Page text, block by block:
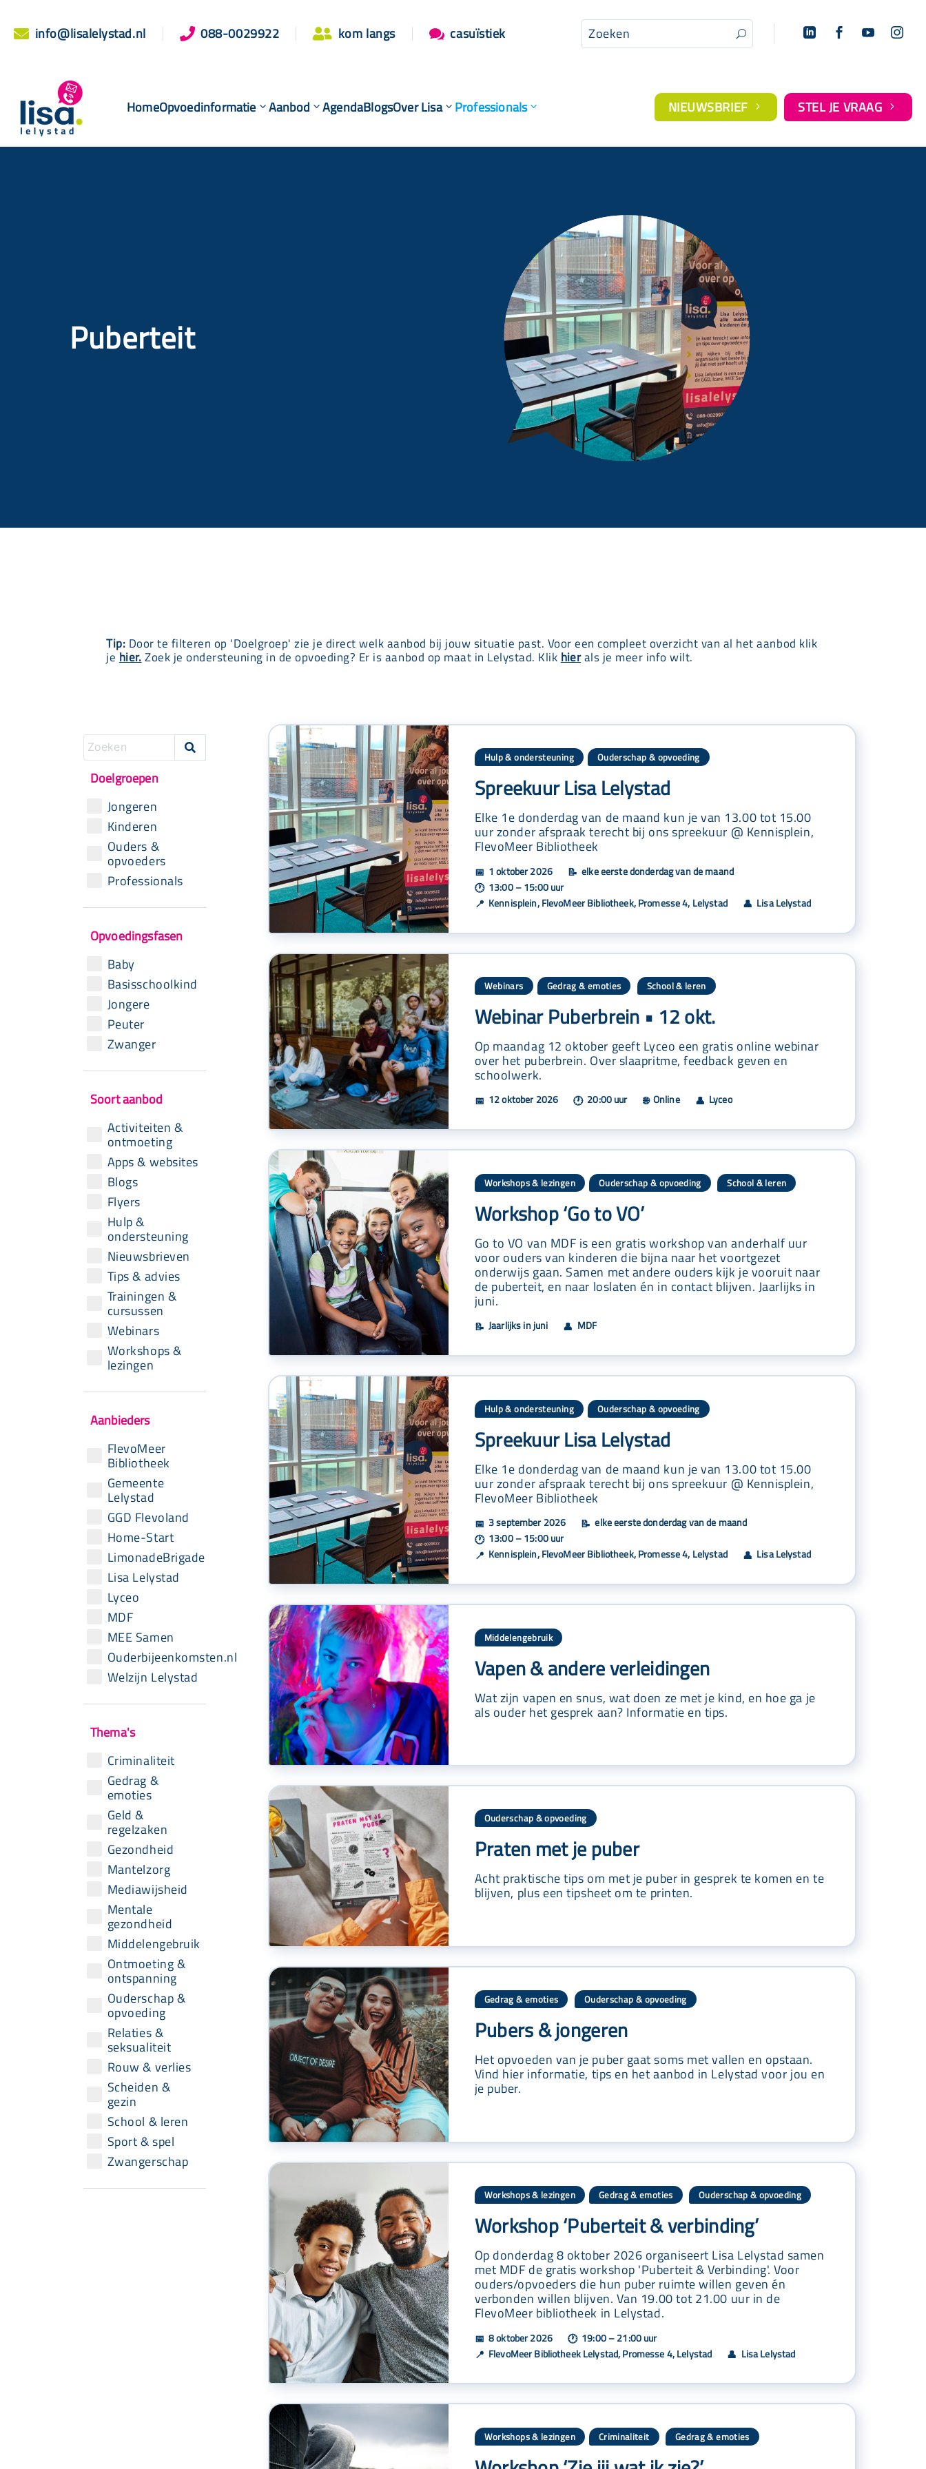
 info@lisalelystad.nl  088-0029922  kom langs  casuïstiek U    
HomeOpvoedinformatie Aanbod AgendaBlogsOver Lisa Professionals NIEUWSBRIEF 5 STEL JE VRAAG 5
Puberteit
Tip: Door te filteren op 'Doelgroep' zie je direct welk aanbod bij jouw situatie past. Voor een compleet overzicht van al het aanbod klik
jehier.Zoek je ondersteuning in de opvoeding? Er is aanbod op maat in Lelystad. Klikhierals je meer info wilt.

Doelgroepen
Jongeren
Kinderen
Ouders &
opvoeders
Professionals
Opvoedingsfasen
Baby
Basisschoolkind
Jongere
Peuter
Zwanger
Soort aanbod
Activiteiten &
ontmoeting
Apps & websites
Blogs
Flyers
Hulp &
ondersteuning
Nieuwsbrieven
Tips & advies
Trainingen &
cursussen
Webinars
Workshops &
lezingen
Aanbieders
FlevoMeer
Bibliotheek
Gemeente
Lelystad
GGD Flevoland
Home-Start
LimonadeBrigade
Lisa Lelystad
Lyceo
MDF
MEE Samen
Ouderbijeenkomsten.nl
Welzijn Lelystad
Thema's
Criminaliteit
Gedrag &
emoties
Geld &
regelzaken
Gezondheid
Mantelzorg
Mediawijsheid
Mentale
gezondheid
Middelengebruik
Ontmoeting &
ontspanning
Ouderschap &
opvoeding
Relaties &
seksualiteit
Rouw & verlies
Scheiden &
gezin
School & leren
Sport & spel
Zwangerschap
Hulp & ondersteuning Ouderschap & opvoeding
Spreekuur Lisa Lelystad
Elke 1e donderdag van de maand kun je van 13.00 tot 15.00
uur zonder afspraak terecht bij ons spreekuur @ Kennisplein,
FlevoMeer Bibliotheek
📅 1 oktober 2026 📝 elke eerste donderdag van de maand
🕐 13:00 – 15:00 uur
📍 Kennisplein, FlevoMeer Bibliotheek, Promesse 4, Lelystad 👤 Lisa Lelystad
Webinars Gedrag & emoties School & leren
Webinar Puberbrein • 12 okt.
Op maandag 12 oktober geeft Lyceo een gratis online webinar
over het puberbrein. Over slaapritme, feedback geven en
schoolwerk.
📅 12 oktober 2026 🕐 20:00 uur 🌐 Online 👤 Lyceo
Workshops & lezingen Ouderschap & opvoeding , School & leren
Workshop ‘Go to VO’
Go to VO van MDF is een gratis workshop van anderhalf uur
voor ouders van kinderen die bijna naar het voortgezet
onderwijs gaan. Samen met andere ouders kijk je vooruit naar
de puberteit, en naar loslaten én in contact blijven. Jaarlijks in
juni.
📝 Jaarlijks in juni 👤 MDF
Hulp & ondersteuning Ouderschap & opvoeding
Spreekuur Lisa Lelystad
Elke 1e donderdag van de maand kun je van 13.00 tot 15.00
uur zonder afspraak terecht bij ons spreekuur @ Kennisplein,
FlevoMeer Bibliotheek
📅 3 september 2026 📝 elke eerste donderdag van de maand
🕐 13:00 – 15:00 uur
📍 Kennisplein, FlevoMeer Bibliotheek, Promesse 4, Lelystad 👤 Lisa Lelystad
Middelengebruik
Vapen & andere verleidingen
Wat zijn vapen en snus, wat doen ze met je kind, en hoe ga je
als ouder het gesprek aan? Informatie en tips.
Ouderschap & opvoeding
Praten met je puber
Acht praktische tips om met je puber in gesprek te komen en te
blijven, plus een tipsheet om te printen.
Gedrag & emoties Ouderschap & opvoeding
Pubers & jongeren
Het opvoeden van je puber gaat soms met vallen en opstaan.
Vind hier informatie, tips en het aanbod in Lelystad voor jou en
je puber.
Workshops & lezingen Gedrag & emoties , Ouderschap & opvoeding
Workshop ‘Puberteit & verbinding’
Op donderdag 8 oktober 2026 organiseert Lisa Lelystad samen
met MDF de gratis workshop 'Puberteit & Verbinding'. Voor
ouders/opvoeders die hun puber ruimte willen geven én
verbonden willen blijven. Van 19.00 tot 21.00 uur in de
FlevoMeer bibliotheek in Lelystad.
📅 8 oktober 2026 🕐 19:00 – 21:00 uur
📍 FlevoMeer Bibliotheek Lelystad, Promesse 4, Lelystad 👤 Lisa Lelystad
Workshops & lezingen Criminaliteit Gedrag & emoties